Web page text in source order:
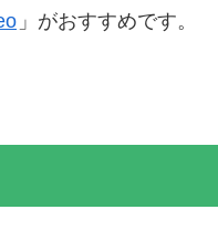
」がおすすめです。